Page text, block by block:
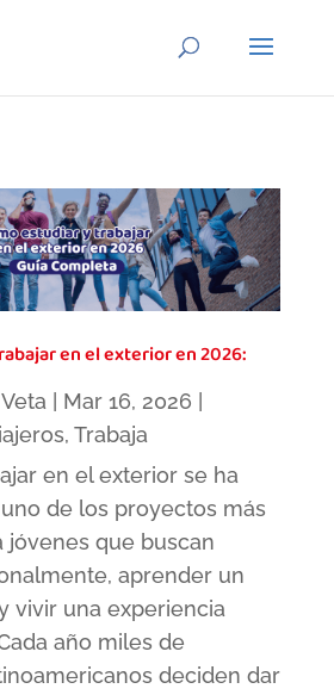
en el exterior en 2026:
Mar 16, 2026
, Trabaja
en el exterior se ha
de los proyectos más
jóvenes que buscan
aprender un
vivir una experiencia
año miles de
deciden dar